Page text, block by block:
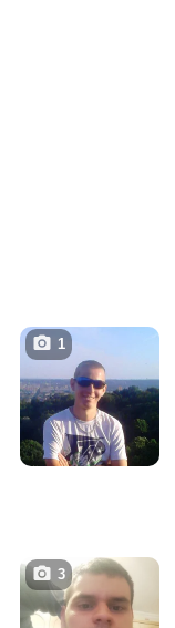
1
3